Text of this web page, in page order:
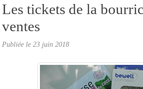
Les tickets de la
ventes
Publiée le 23 juin 2018